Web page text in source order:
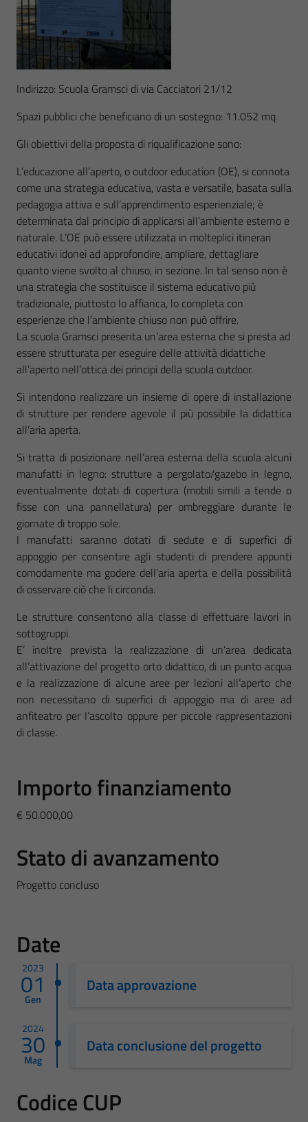
Indirizzo: Scuola Gramsci di via Cacciatori 21/12
Spazi pubblici che beneficiano di un sostegno: 11.052 mq
Gli obiettivi della proposta di riqualificazione sono:
L’educazione all’aperto, o outdoor education (OE), si connota
come una strategia educativa, vasta e versatile, basata sulla
pedagogia attiva e sull’apprendimento esperienziale; è
determinata dal principio di applicarsi all’ambiente esterno e
naturale. L’OE può essere utilizzata in molteplici itinerari
educativi idonei ad approfondire, ampliare, dettagliare
quanto viene svolto al chiuso, in sezione. In tal senso non è
una strategia che sostituisce il sistema educativo più
tradizionale, piuttosto lo affianca, lo completa con
esperienze che l’ambiente chiuso non può offrire.
La scuola Gramsci presenta un’area esterna che si presta ad
essere strutturata per eseguire delle attività didattiche
all’aperto nell’ottica dei principi della scuola outdoor.
Si intendono realizzare un insieme di opere di installazione
di strutture per rendere agevole il più possibile la didattica
all’aria aperta.
Si tratta di posizionare nell’area esterna della scuola alcuni
manufatti in legno: strutture a pergolato/gazebo in legno,
eventualmente dotati di copertura (mobili simili a tende o
fisse con una pannellatura) per ombreggiare durante le
giornate di troppo sole.
I manufatti saranno dotati di sedute e di superfici di
appoggio per consentire agli studenti di prendere appunti
comodamente ma godere dell’aria aperta e della possibilità
di osservare ciò che li circonda.
Le strutture consentono alla classe di effettuare lavori in
sottogruppi.
E’ inoltre prevista la realizzazione di un’area dedicata
all’attivazione del progetto orto didattico, di un punto acqua
e la realizzazione di alcune aree per lezioni all’aperto che
non necessitano di superfici di appoggio ma di aree ad
anfiteatro per l’ascolto oppure per piccole rappresentazioni
di classe.
Importo finanziamento
€ 50.000,00
Stato di avanzamento
Progetto concluso
Date
2023
01
Gen
Data approvazione
2024
30
Mag
Data conclusione del progetto
Codice CUP